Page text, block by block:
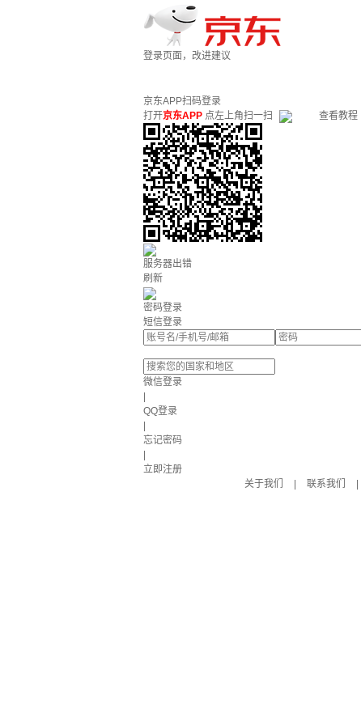
登录页面，改进建议
京东APP扫码登录
打开京东APP 点左上角扫一扫 查看教程
服务器出错
刷新
密码登录
短信登录
微信登录
QQ登录
忘记密码
立即注册
关于我们
联系我们